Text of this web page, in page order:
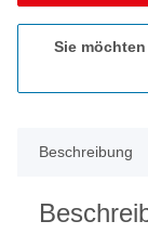
Sie
Beschreibung